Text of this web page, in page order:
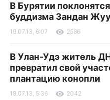
В Бурятии
буддизма Зандан Жуу
19.07.13, 6:07 2586
В Улан-Удэ житель
превратил свой
плантацию конопли
19.07.13, 5:36 2042